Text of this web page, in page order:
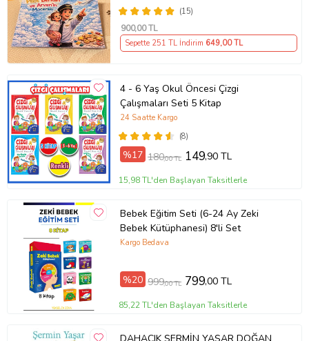
Kağıt Cinsi: Kitap Kağıdı
Çevirmen: Nil Ormanlı Balpınar
(15)
900,00 TL
Sepette 251 TL İndirim 649,00 TL
4 - 6 Yaş Okul Öncesi Çizgi
Çalışmaları Seti 5 Kitap
(8)
24 Saatte Kargo
%17 180,00 TL 149,90 TL
15,98 TL'den Başlayan Taksitlerle
Bebek Eğitim Seti (6-24 Ay Zeki
Bebek Kütüphanesi) 8'li Set
Kargo Bedava
%20 999,00 TL 799,00 TL
85,22 TL'den Başlayan Taksitlerle